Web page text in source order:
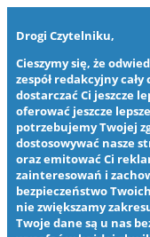
Drogi Czytelniku,
Cieszymy się, że
zespół redakcyjny
dostarczać Ci jeszcze
oferować jeszcze
potrzebujemy Twojej
dostosowywać nasze
oraz emitować Ci
zainteresowań i
bezpieczeństwo
nie zwiększamy
Twoje dane są u nas